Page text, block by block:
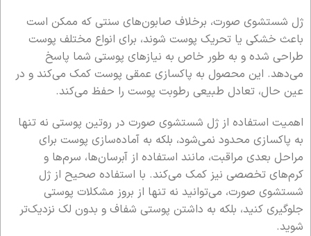
ژل شستشوی صورت، برخلاف صابون‌های سنتی که ممکن است
باعث خشکی یا تحریک پوست شوند، برای انواع مختلف پوست
طراحی شده و به طور خاص به نیازهای پوستی شما پاسخ
می‌دهد. این محصول به پاکسازی عمقی پوست کمک می‌کند و در
عین حال، تعادل طبیعی رطوبت پوست را حفظ می‌کند.
اهمیت استفاده از ژل شستشوی صورت در روتین پوستی نه تنها
به پاکسازی محدود نمی‌شود، بلکه به آماده‌سازی پوست برای
مراحل بعدی مراقبت، مانند استفاده از آبرسان‌ها، سرم‌ها و
کرم‌های تخصصی نیز کمک می‌کند. با استفاده صحیح از ژل
شستشوی صورت، می‌توانید نه تنها از بروز مشکلات پوستی
جلوگیری کنید، بلکه به داشتن پوستی شفاف و بدون لک نزدیک‌تر
شوید.